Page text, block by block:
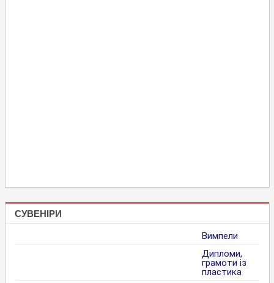
СУВЕНІРИ
Вимпели
Дипломи,
грамоти із
пластика